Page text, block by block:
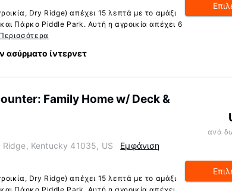
Dry Ridge) απέχει 15 λεπτά με το αμάξι
Πάρκο Piddle Park. Αυτή η αγροικία απέχει 6
Περισσότερα
ασύρματο ίντερνετ
Family Home w/ Deck &
Ridge, Kentucky 41035, US
Εμφάνιση
Dry Ridge) απέχει 15 λεπτά με το αμάξι
ανά